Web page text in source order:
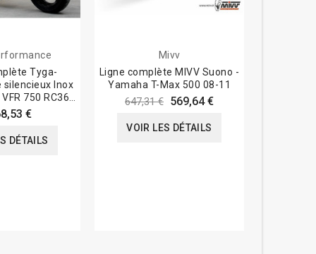
Tyga-
Inox
750 RC36
97 €
DÉTAILS
Mivv
Ligne complète MIVV Suono -
Yamaha T-Max 500 08-11
647,31 € 569,64 €
VOIR LES DÉTAILS